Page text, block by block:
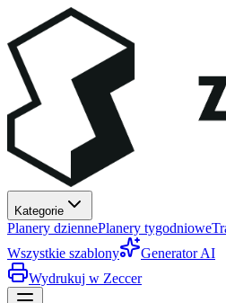
Kategorie
Planery dziennePlanery tygodniowe
Wszystkie szablony
Generator AI
Wydrukuj w Zeccer